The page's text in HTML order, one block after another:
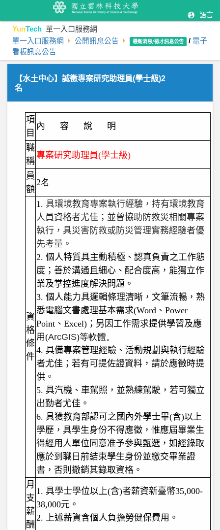
語言
YunTech 單一入口服務網
單一入口服務網 公開訊息公告 最新消息/徵才訊息公告 / 電子
看板訊息公告
【水土中心】誠徵專案研究助理員(學士級)2
名
項
目
內 容 說 明
職
稱
專案研究助理員(學士級)
員
額
2名
資
格
條
件
1. 具環境教育專案執行經驗，持有環境教育
人員資格者尤佳；並曾協助防救災相關專案
執行，具災害防救或防災管理實務經驗者優
先考量。
2. 個人特質具主動積極、認真負責之工作態
度；善於溝通且細心、配合度高，能獨立作
業及掌控進度解決問題。
3. 個人能力具邏輯條理清晰，文筆流暢，熟
悉電腦文書處理基本需求(Word、Power
Point、Excel)；另因工作需求提供學習及應
用(ArcGIS)等軟體。
4. 具備專案管理經驗、活動規劃與執行經驗
者尤佳；若有可提佐證資料，請於應徵時提
供 。
5. 具汽機、車駕照，並熟練駕駛，若可獨立
出勤者尤佳。
6. 具獲教育部認可之國內外學士畢(含)以上
學歷，具學生身份不得應徵，惟應屆畢業生
得經用人單位同意准予參與甄選，如經錄取
應於到職日前結束學生身份並繳交畢業證
書，否則撤銷其錄取資格。
月
支
薪
酬
1. 具學士學位以上(含)者薪資新臺幣35,000-
38,000元。
2. 上述薪資含個人負擔勞健保費用。